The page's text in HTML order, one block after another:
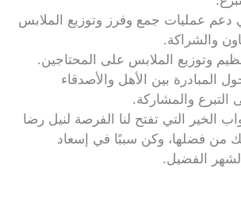
دعم عمليات جمع وفرز وتوزيع الملابس
والشراكة.
وتوزيع الملابس على المحتاجين.
المبادرة بين الأهل والأصدقاء
التبرع والمشاركة.
الخير التي تفتح لنا الفرصة لنيل رضا
من فضلها، وكن سببًا في إسعاد
الفضيل.